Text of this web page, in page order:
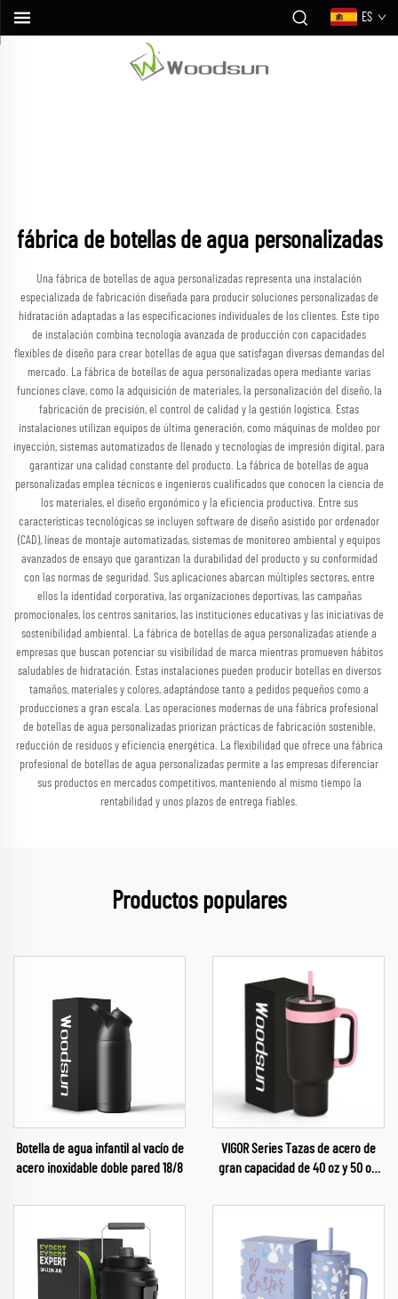
ES
fábrica de botellas de agua personalizadas
Una fábrica de botellas de agua personalizadas representa una instalación
especializada de fabricación diseñada para producir soluciones personalizadas de
hidratación adaptadas a las especificaciones individuales de los clientes. Este tipo
de instalación combina tecnología avanzada de producción con capacidades
flexibles de diseño para crear botellas de agua que satisfagan diversas demandas del
mercado. La fábrica de botellas de agua personalizadas opera mediante varias
funciones clave, como la adquisición de materiales, la personalización del diseño, la
fabricación de precisión, el control de calidad y la gestión logística. Estas
instalaciones utilizan equipos de última generación, como máquinas de moldeo por
inyección, sistemas automatizados de llenado y tecnologías de impresión digital, para
garantizar una calidad constante del producto. La fábrica de botellas de agua
personalizadas emplea técnicos e ingenieros cualificados que conocen la ciencia de
los materiales, el diseño ergonómico y la eficiencia productiva. Entre sus
características tecnológicas se incluyen software de diseño asistido por ordenador
(CAD), líneas de montaje automatizadas, sistemas de monitoreo ambiental y equipos
avanzados de ensayo que garantizan la durabilidad del producto y su conformidad
con las normas de seguridad. Sus aplicaciones abarcan múltiples sectores, entre
ellos la identidad corporativa, las organizaciones deportivas, las campañas
promocionales, los centros sanitarios, las instituciones educativas y las iniciativas de
sostenibilidad ambiental. La fábrica de botellas de agua personalizadas atiende a
empresas que buscan potenciar su visibilidad de marca mientras promueven hábitos
saludables de hidratación. Estas instalaciones pueden producir botellas en diversos
tamaños, materiales y colores, adaptándose tanto a pedidos pequeños como a
producciones a gran escala. Las operaciones modernas de una fábrica profesional
de botellas de agua personalizadas priorizan prácticas de fabricación sostenible,
reducción de residuos y eficiencia energética. La flexibilidad que ofrece una fábrica
profesional de botellas de agua personalizadas permite a las empresas diferenciar
sus productos en mercados competitivos, manteniendo al mismo tiempo la
rentabilidad y unos plazos de entrega fiables.
Productos populares
Botella de agua infantil al vacío de
acero inoxidable doble pared 18/8
VIGOR Series Tazas de acero de
gran capacidad de 40 oz y 50 oz,
2024